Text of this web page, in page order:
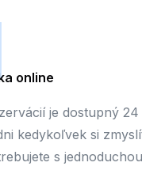
online
je dostupný
kedykoľvek si
s